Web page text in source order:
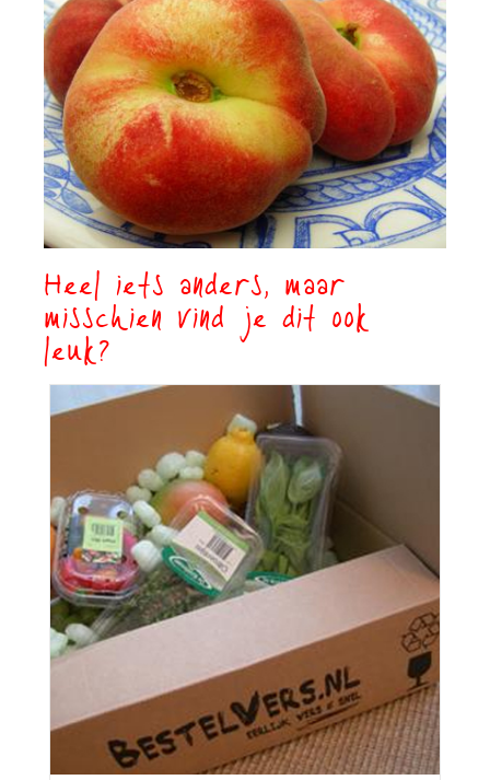
Heel iets anders, maar
misschien vind je dit ook
leuk?